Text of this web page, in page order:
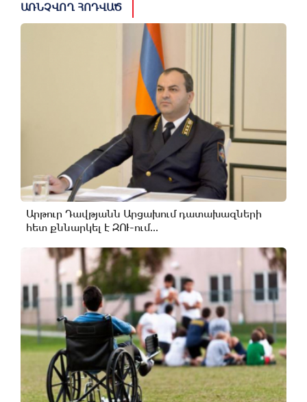
ԱՌՆՉՎՈՂ ՀՈԴՎԱԾ
Արթուր Դավթյանն Արցախում դատախազների
հետ քննարկել է ԶՈՒ-ում...